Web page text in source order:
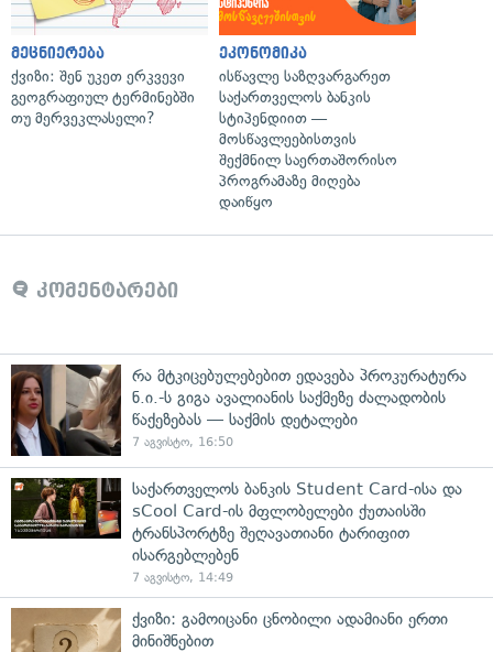
მეცნიერება
ქვიზი: შენ უკეთ ერკვევი
გეოგრაფიულ ტერმინებში
თუ მერვეკლასელი?
ეკონომიკა
ისწავლე საზღვარგარეთ
საქართველოს ბანკის
სტიპენდიით —
მოსწავლეებისთვის
შექმნილ საერთაშორისო
პროგრამაზე მიღება
დაიწყო
კომენტარები
რა მტკიცებულებებით ედავება პროკურატურა
ნ.ი.-ს გიგა ავალიანის საქმეზე ძალადობის
წაქეზებას — საქმის დეტალები
7 აგვისტო, 16:50
საქართველოს ბანკის Student Card-ისა და
sCool Card-ის მფლობელები ქუთაისში
ტრანსპორტზე შეღავათიანი ტარიფით
ისარგებლებენ
7 აგვისტო, 14:49
ქვიზი: გამოიცანი ცნობილი ადამიანი ერთი
მინიშნებით